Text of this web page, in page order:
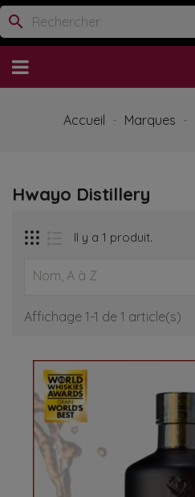
search
Accueil Marques
Hwayo Distillery
Il y a 1 produit.
Nom, A à Z
Affichage 1-1 de 1 article(s)